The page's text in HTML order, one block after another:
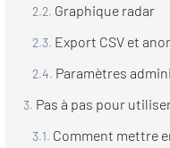
Graphique radar
Export CSV et
Paramètres
Pas à pas pour
Comment mettre